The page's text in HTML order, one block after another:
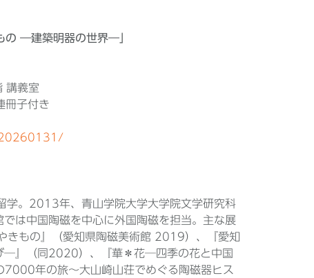
の ―建築明器の世界―」
義室
子付き
。2013年、青山学院大学大学院文学研究科
は中国陶磁を中心に外国陶磁を担当。主な展
きもの』（愛知県陶磁美術館 2019）、『愛知
─』（同2020）、『華＊花─四季の花と中国
年の旅～大山崎山荘でめぐる陶磁器ヒス